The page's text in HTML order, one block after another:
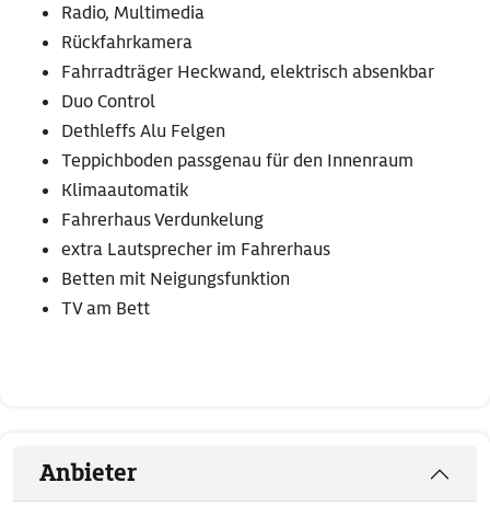
Radio, Multimedia
Rückfahrkamera
Fahrradträger Heckwand, elektrisch absenkbar
Duo Control
Dethleffs Alu Felgen
Teppichboden passgenau für den Innenraum
Klimaautomatik
Fahrerhaus Verdunkelung
extra Lautsprecher im Fahrerhaus
Betten mit Neigungsfunktion
TV am Bett
Anbieter